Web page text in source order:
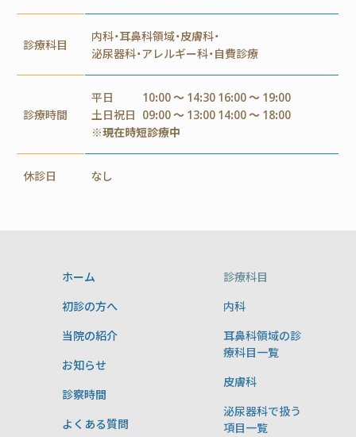
診療科目
内科・耳鼻科領域・皮膚科・
泌尿器科・アレルギー科・自費診療
診療時間
平日
10:00 ～ 14:30 16:00 ～ 19:00
土日祝日 09:00 ～ 13:00 14:00 ～ 18:00
※現在時短診療中
休診日 なし
ホーム
初診の方へ
当院の紹介
お知らせ
診察時間
よくある質問
診療科目
内科
耳鼻科領域の診
療科目一覧
皮膚科
泌尿器科で扱う
項目一覧